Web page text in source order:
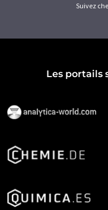
Suivez
Les portails